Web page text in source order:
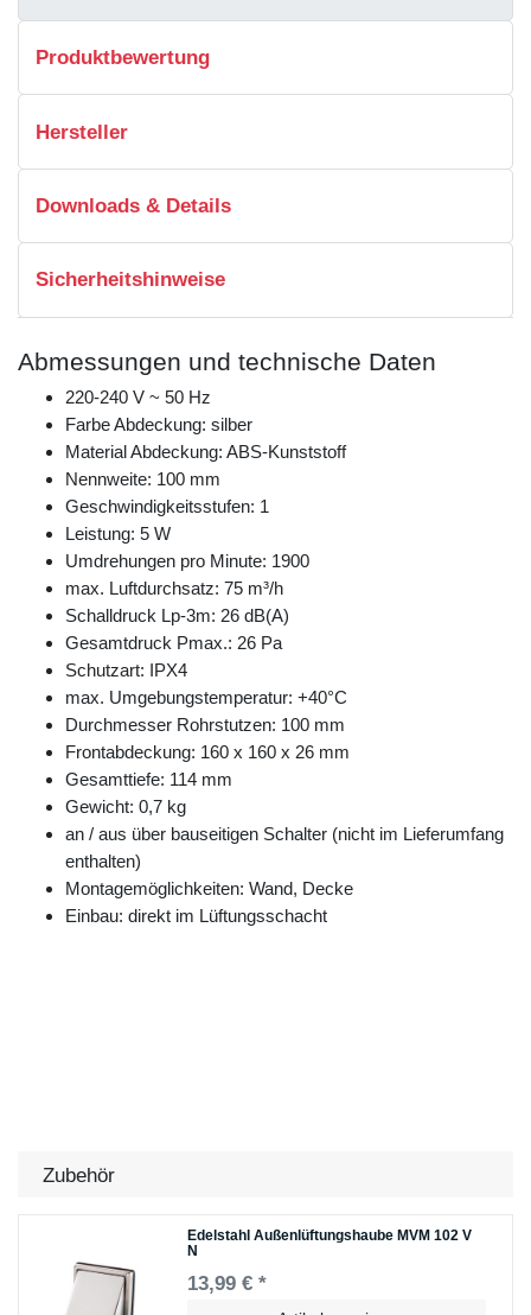
Produktbewertung
Hersteller
Downloads & Details
Sicherheitshinweise
Abmessungen und technische Daten
220-240 V ~ 50 Hz
Farbe Abdeckung: silber
Material Abdeckung: ABS-Kunststoff
Nennweite: 100 mm
Geschwindigkeitsstufen: 1
Leistung: 5 W
Umdrehungen pro Minute: 1900
max. Luftdurchsatz: 75 m³/h
Schalldruck Lp-3m: 26 dB(A)
Gesamtdruck Pmax.: 26 Pa
Schutzart: IPX4
max. Umgebungstemperatur: +40°C
Durchmesser Rohrstutzen: 100 mm
Frontabdeckung: 160 x 160 x 26 mm
Gesamttiefe: 114 mm
Gewicht: 0,7 kg
an / aus über bauseitigen Schalter (nicht im Lieferumfang
enthalten)
Montagemöglichkeiten: Wand, Decke
Einbau: direkt im Lüftungsschacht
Zubehör
Edelstahl Außenlüftungshaube MVM 102 V
N
13,99 € *